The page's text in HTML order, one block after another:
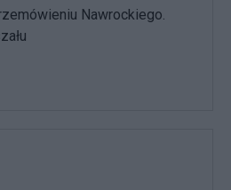
Nawrockiego.